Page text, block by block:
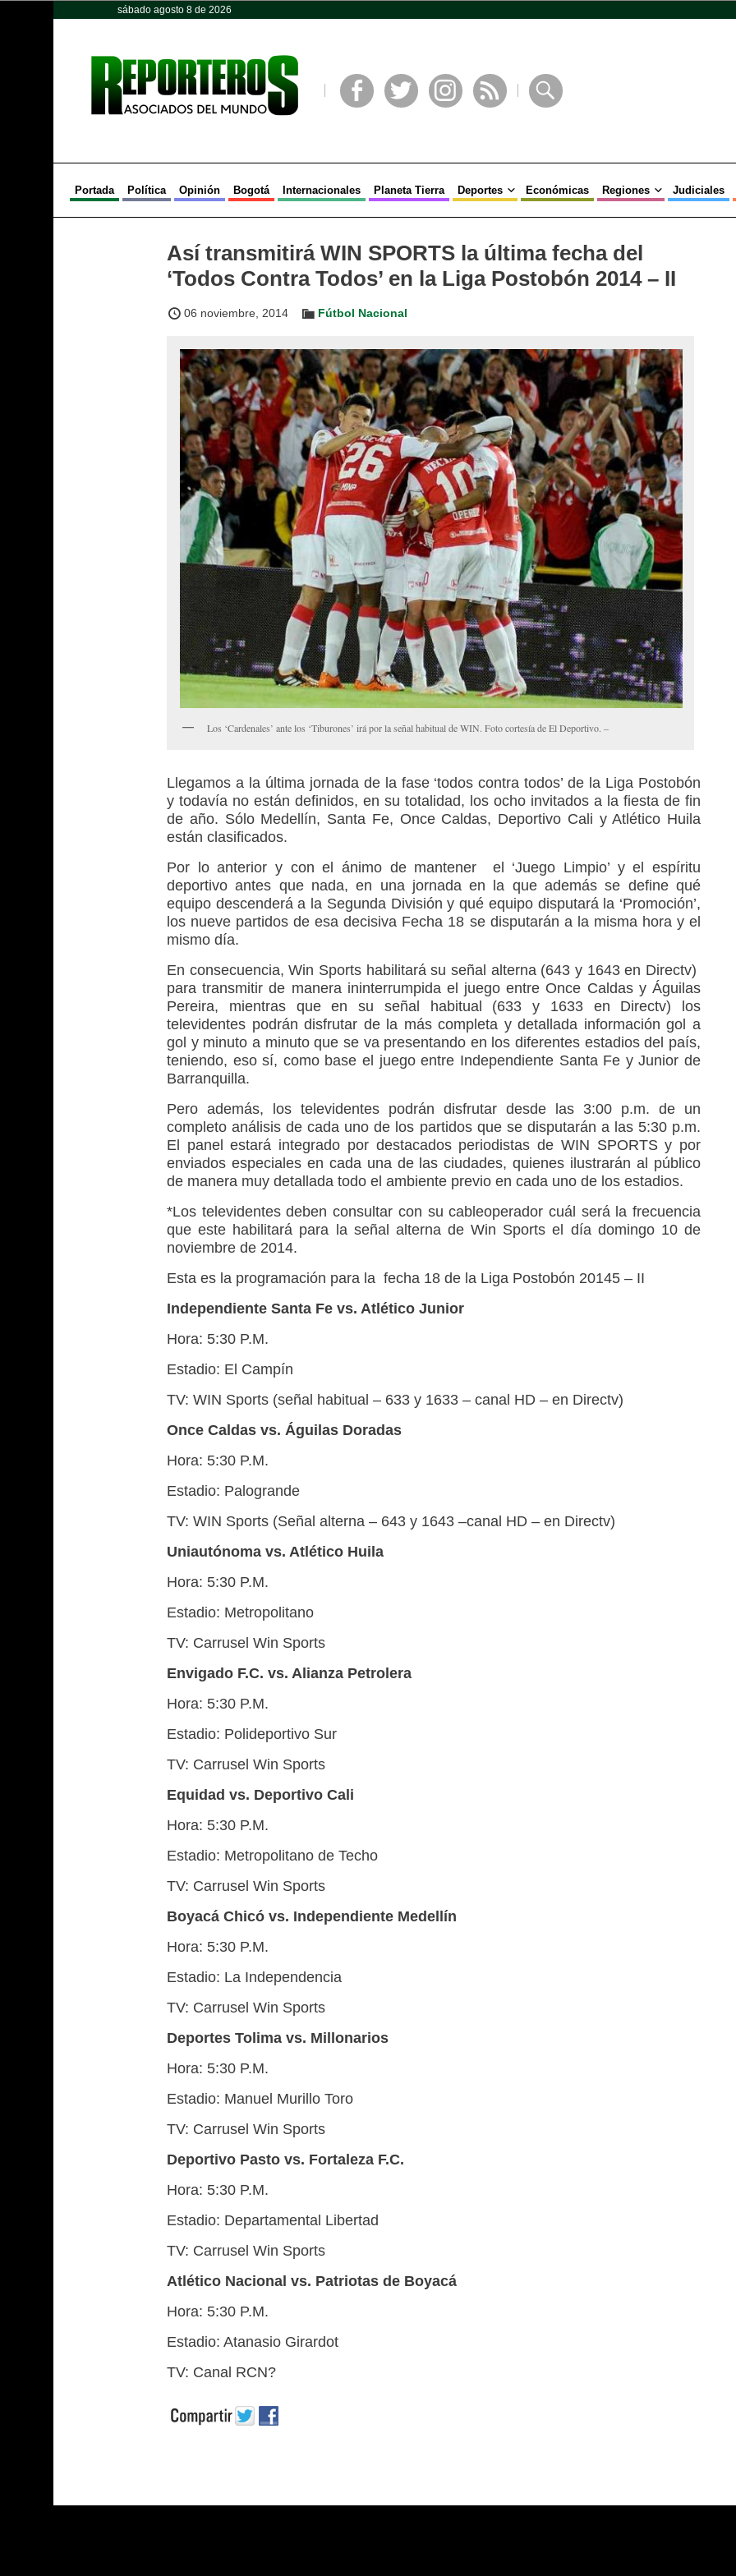
sábado agosto 8 de 2026
Portada Política Opinión Bogotá Internacionales Planeta Tierra Deportes Económicas Regiones Judiciales
Así transmitirá WIN SPORTS la última fecha del
‘Todos Contra Todos’ en la Liga Postobón 2014 – II
06 noviembre, 2014 Fútbol Nacional
Los ‘Cardenales’ ante los ‘Tiburones’ irá por la señal habitual de WIN. Foto cortesía de El Deportivo. –
Llegamos a la última jornada de la fase ‘todos contra todos’ de la Liga Postobón
y todavía no están definidos, en su totalidad, los ocho invitados a la fiesta de fin
de año. Sólo Medellín, Santa Fe, Once Caldas, Deportivo Cali y Atlético Huila
están clasificados.
Por lo anterior y con el ánimo de mantener el ‘Juego Limpio’ y el espíritu
deportivo antes que nada, en una jornada en la que además se define qué
equipo descenderá a la Segunda División y qué equipo disputará la ‘Promoción’,
los nueve partidos de esa decisiva Fecha 18 se disputarán a la misma hora y el
mismo día.
En consecuencia, Win Sports habilitará su señal alterna (643 y 1643 en Directv)
para transmitir de manera ininterrumpida el juego entre Once Caldas y Águilas
Pereira, mientras que en su señal habitual (633 y 1633 en Directv) los
televidentes podrán disfrutar de la más completa y detallada información gol a
gol y minuto a minuto que se va presentando en los diferentes estadios del país,
teniendo, eso sí, como base el juego entre Independiente Santa Fe y Junior de
Barranquilla.
Pero además, los televidentes podrán disfrutar desde las 3:00 p.m. de un
completo análisis de cada uno de los partidos que se disputarán a las 5:30 p.m.
El panel estará integrado por destacados periodistas de WIN SPORTS y por
enviados especiales en cada una de las ciudades, quienes ilustrarán al público
de manera muy detallada todo el ambiente previo en cada uno de los estadios.
*Los televidentes deben consultar con su cableoperador cuál será la frecuencia
que este habilitará para la señal alterna de Win Sports el día domingo 10 de
noviembre de 2014.
Esta es la programación para la fecha 18 de la Liga Postobón 20145 – II
Independiente Santa Fe vs. Atlético Junior
Hora: 5:30 P.M.
Estadio: El Campín
TV: WIN Sports (señal habitual – 633 y 1633 – canal HD – en Directv)
Once Caldas vs. Águilas Doradas
Hora: 5:30 P.M.
Estadio: Palogrande
TV: WIN Sports (Señal alterna – 643 y 1643 –canal HD – en Directv)
Uniautónoma vs. Atlético Huila
Hora: 5:30 P.M.
Estadio: Metropolitano
TV: Carrusel Win Sports
Envigado F.C. vs. Alianza Petrolera
Hora: 5:30 P.M.
Estadio: Polideportivo Sur
TV: Carrusel Win Sports
Equidad vs. Deportivo Cali
Hora: 5:30 P.M.
Estadio: Metropolitano de Techo
TV: Carrusel Win Sports
Boyacá Chicó vs. Independiente Medellín
Hora: 5:30 P.M.
Estadio: La Independencia
TV: Carrusel Win Sports
Deportes Tolima vs. Millonarios
Hora: 5:30 P.M.
Estadio: Manuel Murillo Toro
TV: Carrusel Win Sports
Deportivo Pasto vs. Fortaleza F.C.
Hora: 5:30 P.M.
Estadio: Departamental Libertad
TV: Carrusel Win Sports
Atlético Nacional vs. Patriotas de Boyacá
Hora: 5:30 P.M.
Estadio: Atanasio Girardot
TV: Canal RCN?
Opinión Política